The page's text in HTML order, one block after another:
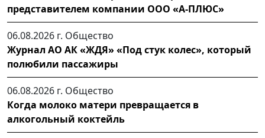
представителем компании ООО «А-ПЛЮС»
06.08.2026 г. Общество
Журнал АО АК «ЖДЯ» «Под стук колес», который
полюбили пассажиры
06.08.2026 г. Общество
Когда молоко матери превращается в
алкогольный коктейль